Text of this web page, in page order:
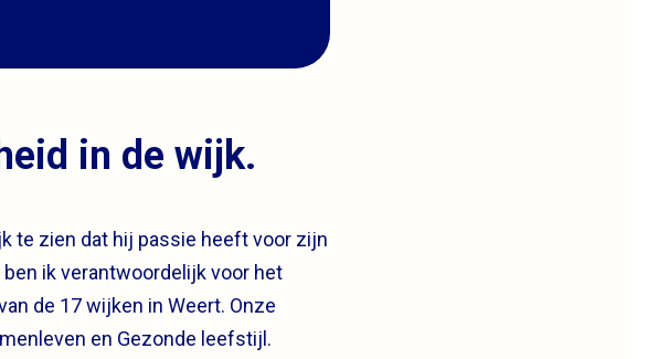
in de wijk.
te zien dat hij passie heeft voor zijn
ik verantwoordelijk voor het
de 17 wijken in Weert. Onze
en Gezonde leefstijl.